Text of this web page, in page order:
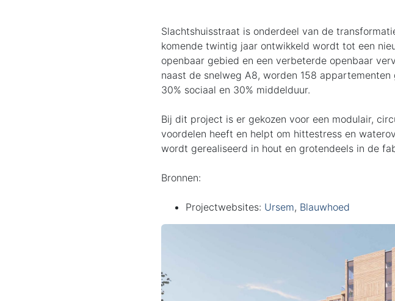
Slachtshuisstraat is onderdeel van de
komende twintig jaar ontwikkeld wordt tot een
openbaar gebied en een verbeterde openbaar
naast de snelweg A8, worden 158 appartementen
30% sociaal en 30% middelduur.
Bij dit project is er gekozen voor een modulair,
voordelen heeft en helpt om hittestress en
wordt gerealiseerd in hout en grotendeels in de
Bronnen:
Projectwebsites: Ursem, Blauwhoed